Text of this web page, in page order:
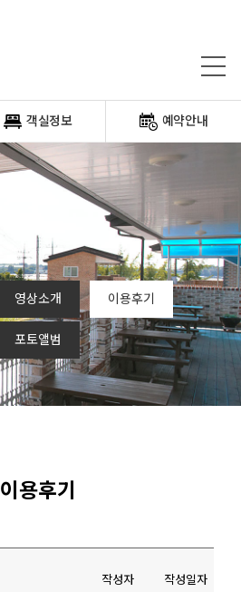
객실정보 예약안내
영상소개 이용후기
포토앨범
이용후기
작성자 작성일자